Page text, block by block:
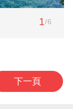
1/6
下一頁